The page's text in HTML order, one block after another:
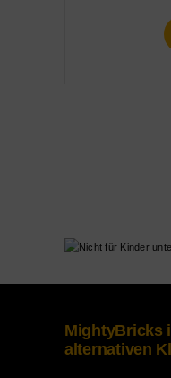
MightyBricks
alternativen